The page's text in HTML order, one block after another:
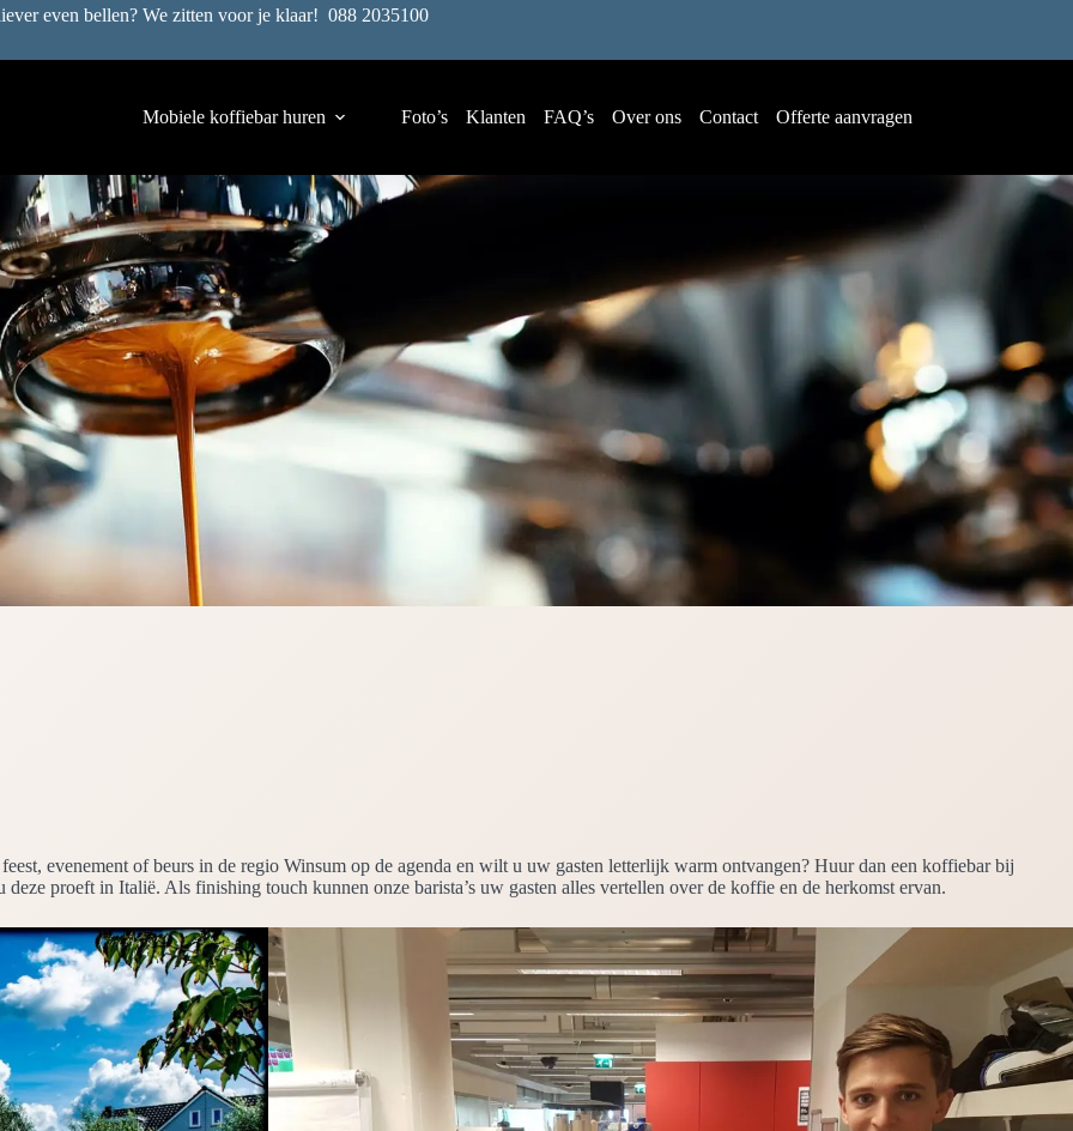
even bellen? We zitten voor je klaar! 088 2035100
Mobiele koffiebar huren Foto’s Klanten FAQ’s Over ons Contact Offerte aanvragen
evenement of beurs in de regio Winsum op de agenda en wilt u uw gasten letterlijk warm ontvangen? Huur dan een koffiebar bij
proeft in Italië. Als finishing touch kunnen onze barista’s uw gasten alles vertellen over de koffie en de herkomst ervan.